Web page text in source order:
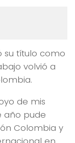
su título como
volvió a
de mis
año pude
Colombia y